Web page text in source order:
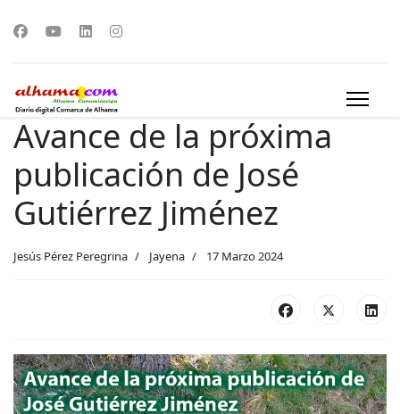
Avance de la próxima
publicación de José
Gutiérrez Jiménez
Jesús Pérez Peregrina Jayena 17 Marzo 2024